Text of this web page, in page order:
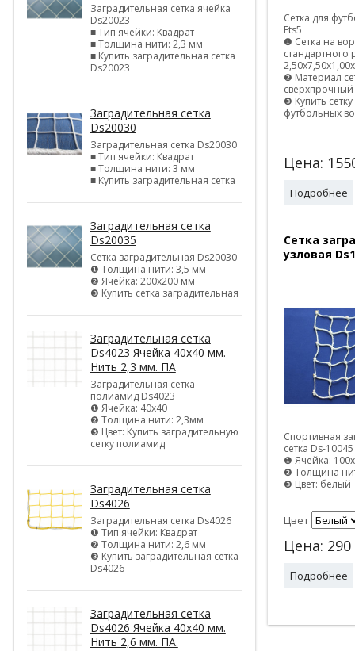
Заградительная сетка ячейка
Ds20023
■ Тип ячейки: Квадрат
■ Толщина нити: 2,3 мм
■ Купить заградительная сетка
Ds20023
Заградительная сетка
Ds20030
Заградительная сетка Ds20030
■ Тип ячейки: Квадрат
■ Толщина нити: 3 мм
■ Купить заградительная сетка
Заградительная сетка
Ds20035
Сетка заградительная Ds20030
❶ Толщина нити: 3,5 мм
❷ Ячейка: 200х200 мм
❸ Купить сетка заградительная
Заградительная сетка
Ds4023 Ячейка 40х40 мм.
Нить 2,3 мм. ПА
Заградительная сетка
полиамид Ds4023
❶ Ячейка: 40х40
❷ Толщина нити: 2,3мм
❸ Цвет: Купить заградительную
сетку полиамид
Заградительная сетка
Ds4026
Заградительная сетка Ds4026
❶ Тип ячейки: Квадрат
❷ Толщина нити: 2,6 мм
❸ Купить заградительная сетка
Ds4026
Заградительная сетка
Ds4026 Ячейка 40х40 мм.
Нить 2,6 мм. ПА.
Сетка для
Fts5
❶ Сетка на
стандартного
❷ Материал
❸ Купить
футбольных
Цена:
Подробнее
Сетка
узловая
Спортивная
сетка Ds-10045
❶ Ячейка:
❷ Толщина
❸ Цвет: белый
Цвет
Цена: 290
Подробнее